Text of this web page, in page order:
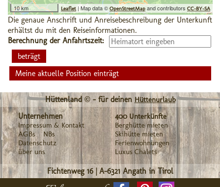
10 km Leaflet | Map data © OpenStreetMap and contributors CC-BY-SA
Die genaue Anschrift und Anreisebeschreibung der Unterkunft
erhältst du mit den Reiseinformationen.
Berechnung der Anfahrtszeit:
Meine aktuelle Position einträgt
Hüttenland © - für deinen Hüttenurlaub
Unternehmen
Impressum & Kontakt
AGBs
NBs
Datenschutz
über uns
400 Unterkünfte
Berghütte mieten
Skihütte mieten
Ferienwohnungen
Luxus Chalets
Fichtenweg 16|A-6321 Angath in Tirol